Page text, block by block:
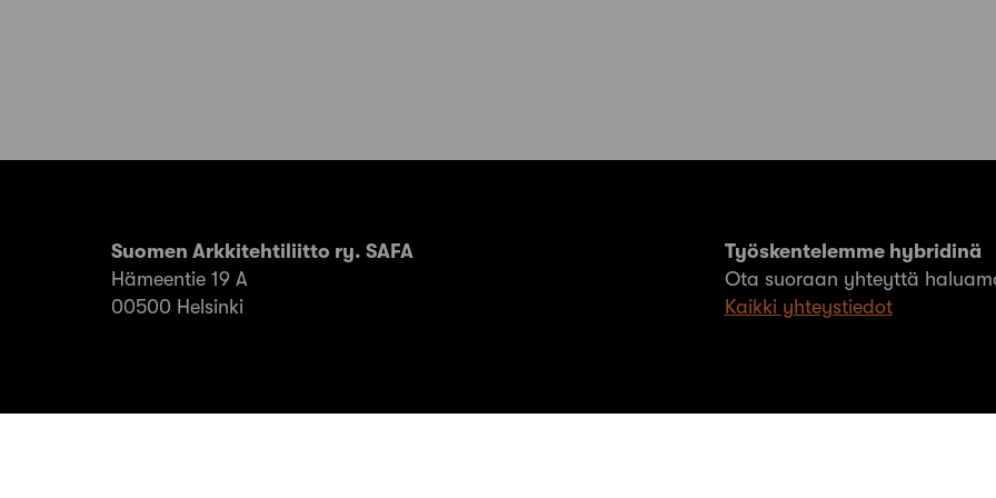
Suomen Arkkitehtiliitto ry. SAFA
Hämeentie 19 A
00500 Helsinki
Työskentelemme hybridinä
Ota suoraan yhteyttä
Kaikki yhteystiedot